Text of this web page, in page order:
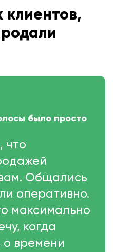
было просто
что
Общались
оперативно.
максимально
когда
о времени